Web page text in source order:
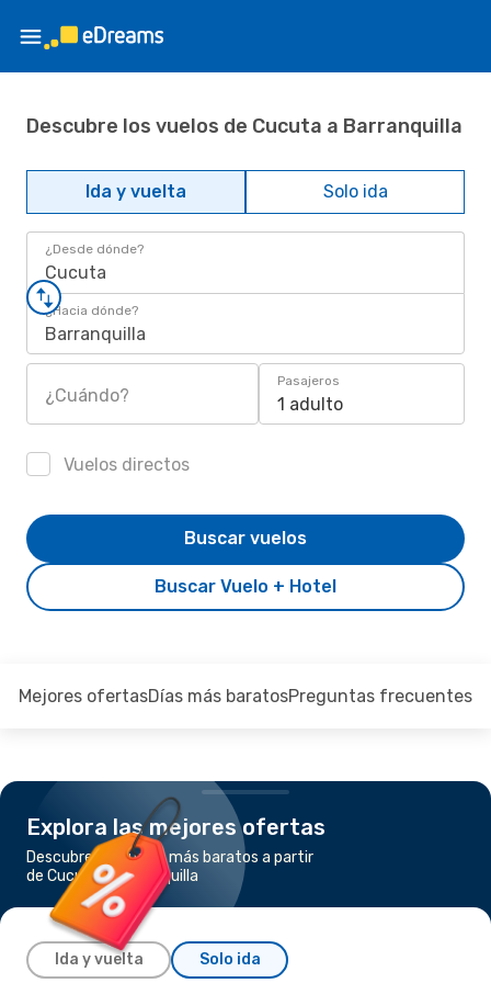
Descubre los vuelos de Cucuta a Barranquilla
Ida y vuelta Solo ida
¿Desde dónde?
Cucuta
¿Hacia dónde?
Barranquilla
¿Cuándo?
Pasajeros
1 adulto
Vuelos directos
Buscar Vuelo + Hotel
Buscar vuelos
Mejores ofertasDías más baratosPreguntas frecuentes
Explora las mejores ofertas
Descubre los vuelos más baratos a partir
de Cucuta a Barranquilla
Ida y vuelta Solo ida